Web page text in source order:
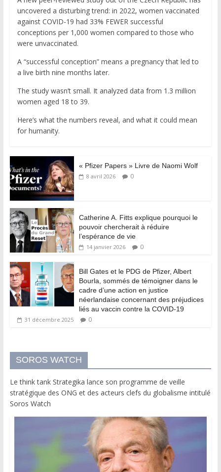
uncovered a disturbing trend: in 2022, women vaccinated
against COVID-19 had 33% FEWER successful
conceptions per 1,000 women compared to those who
were unvaccinated.
A “successful conception” means a pregnancy that led to
a live birth nine months later.
The study wasn’t small. It analyzed data from 1.3 million
women aged 18 to 39.
Here’s what the numbers reveal, and what it could mean
for humanity.
« Pfizer Papers » Livre de Naomi Wolf
8 avril 2026 0
Catherine A. Fitts explique pourquoi le
pouvoir chercherait à réduire
l’espérance de vie
14 janvier 2026 0
Bill Gates et le PDG de Pfizer, Albert
Bourla, sommés de témoigner dans le
cadre d’une action en justice
néerlandaise concernant des préjudices
liés au vaccin contre la COVID-19
31 décembre 2025 0
SOROS WATCH
Le think tank Strategika lance son programme de veille
stratégique des ONG et des acteurs clefs du globalisme intitulé
Soros Watch